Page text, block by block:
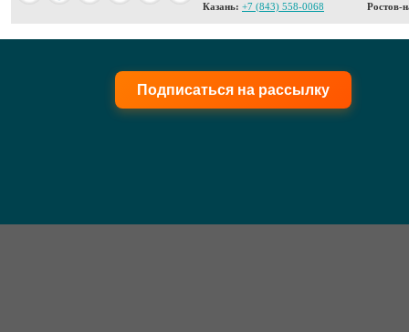
Казань: +7 (843) 558-0068
Ростов-
Подписаться на рассылку